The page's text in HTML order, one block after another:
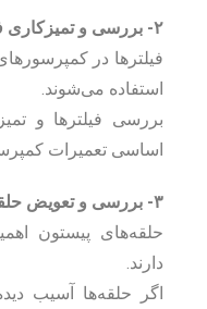
۲- بررسی و تمیزکاری فیلترها
فیلترها در
استفاده می‌شوند.
بررسی فیلترها و
اساسی تعمیرات
۳- بررسی و تعویض حلقه‌های پیستون
حلقه‌های پیستون
دارند.
اگر حلقه‌ها آسیب